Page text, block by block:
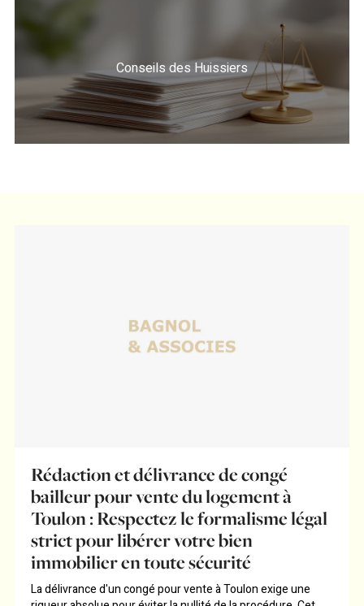
Conseils des Huissiers
Rédaction et délivrance de congé
bailleur pour vente du logement à
Toulon : Respectez le formalisme légal
strict pour libérer votre bien
immobilier en toute sécurité
La délivrance d'un congé pour vente à Toulon exige une